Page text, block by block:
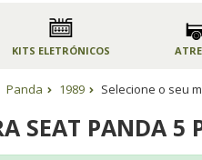
KITS ELETRÓNICOS
Panda 1989 Selecione o seu
SEAT PANDA 5